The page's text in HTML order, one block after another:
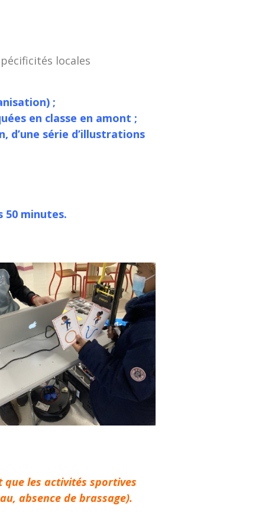
locales
;
en classe en amont ;
d’une série d’illustrations
50 minutes.
les activités sportives
absence de brassage).